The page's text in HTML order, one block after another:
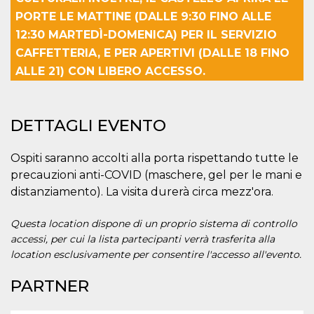
PORTE LE MATTINE (DALLE 9:30 FINO ALLE
12:30 MARTEDÌ-DOMENICA) PER IL SERVIZIO
CAFFETTERIA, E PER APERTIVI (DALLE 18 FINO
ALLE 21) CON LIBERO ACCESSO.
DETTAGLI EVENTO
Ospiti saranno accolti alla porta rispettando tutte le
precauzioni anti-COVID (maschere, gel per le mani e
distanziamento). La visita durerà circa mezz'ora.
Questa location dispone di un proprio sistema di controllo
accessi, per cui la lista partecipanti verrà trasferita alla
location esclusivamente per consentire l'accesso all'evento.
PARTNER
Storage declaration
Nome
Storage
Descrizione
fbssls_314278995690155
Session
storage
Provider /
c_user